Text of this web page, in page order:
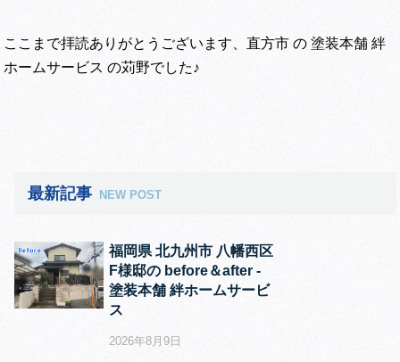
ここまで拝読ありがとうございます、直方市 の 塗装本舗 絆
ホームサービス の苅野でした♪
最新記事 NEW POST
福岡県 北九州市 八幡西区
F様邸の before＆after ‐
塗装本舗 絆ホームサービ
ス
2026年8月9日